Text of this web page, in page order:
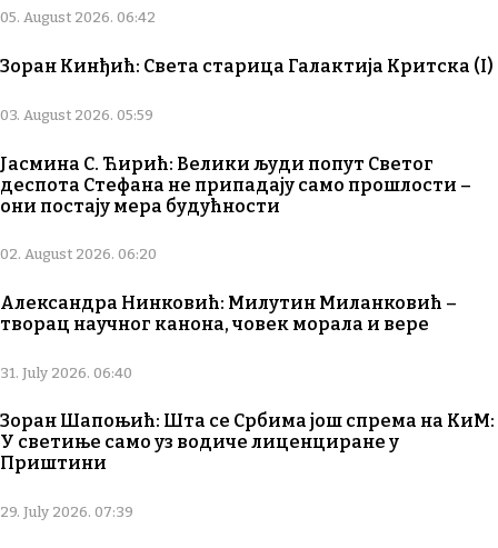
05. August 2026. 06:42
Зоран Кинђић: Света старица Галактија Критска (I)
03. August 2026. 05:59
Јасмина С. Ћирић: Велики људи попут Светог
деспота Стефана не припадају само прошлости –
они постају мера будућности
02. August 2026. 06:20
Александра Нинковић: Милутин Миланковић –
творац научног канона, човек морала и вере
31. July 2026. 06:40
Зоран Шапоњић: Шта се Србима још спрема на КиМ:
У светиње само уз водиче лиценциране у
Приштини
29. July 2026. 07:39